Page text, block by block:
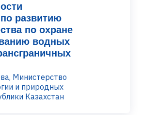
развитию
по охране
водных
Министерство
и природных
Казахстан